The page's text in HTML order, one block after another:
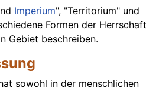
Imperium", "Territorium" und
Formen der Herrschaft
Gebiet beschreiben.
sowohl in der menschlichen